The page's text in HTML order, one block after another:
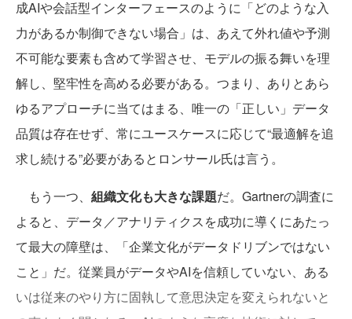
成AIや会話型インターフェースのように「どのような入
力があるか制御できない場合」は、あえて外れ値や予測
不可能な要素も含めて学習させ、モデルの振る舞いを理
解し、堅牢性を高める必要がある。つまり、ありとあら
ゆるアプローチに当てはまる、唯一の「正しい」データ
品質は存在せず、常にユースケースに応じて“最適解を追
求し続ける”必要があるとロンサール氏は言う。
もう一つ、 組織文化も大きな課題だ。Gartnerの調査に
よると、データ／アナリティクスを成功に導くにあたっ
て最大の障壁は、「企業文化がデータドリブンではない
こと」だ。従業員がデータやAIを信頼していない、ある
いは従来のやり方に固執して意思決定を変えられないと